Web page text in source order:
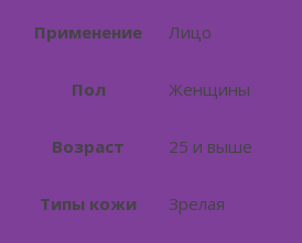
Применение Лицо
Пол Женщины
Возраст 25 и выше
Типы кожи Зрелая